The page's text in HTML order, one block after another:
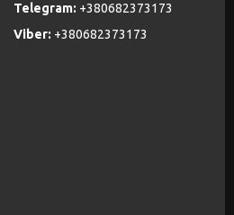
+380682373173
+380682373173